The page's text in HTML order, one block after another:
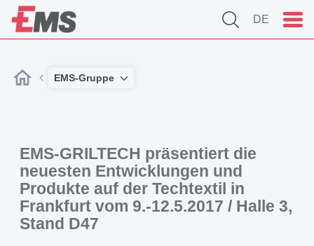
DE
EMS-Gruppe
EMS-GRILTECH präsentiert die
neuesten Entwicklungen und
Produkte auf der Techtextil in
Frankfurt vom 9.-12.5.2017 / Halle 3,
Stand D47